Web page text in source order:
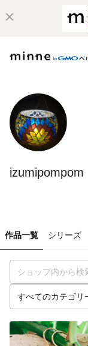
izumipompom
作品一覧 シリーズ